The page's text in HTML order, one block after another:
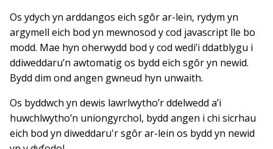
Os ydych yn arddangos eich sgôr ar-lein, rydym yn
argymell eich bod yn mewnosod y cod javascript lle bo
modd. Mae hyn oherwydd bod y cod wedi’i ddatblygu i
ddiweddaru’n awtomatig os bydd eich sgôr yn newid.
Bydd dim ond angen gwneud hyn unwaith.
Os byddwch yn dewis lawrlwytho’r ddelwedd a’i
huwchlwytho’n uniongyrchol, bydd angen i chi sicrhau
eich bod yn diweddaru'r sgôr ar-lein os bydd yn newid